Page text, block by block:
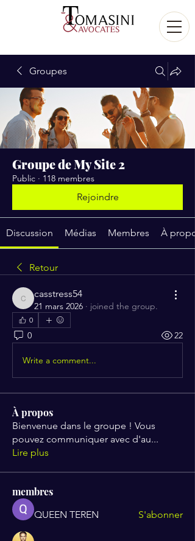
Groupes
Groupe de My Site 2
Public · 118 membres
Rejoindre
Discussion Médias Membres À
Retour
casstress54
casstress54
21 mars 2026 · joined the group.
0
0 22
Write a comment...
À propos
Bienvenue dans le groupe ! Vous
pouvez communiquer avec d'au...
Lire plus
membres
QUEEN TEREN S'abonner